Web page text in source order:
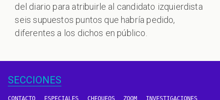
del diario para atribuirle al candidato izquierdista
seis supuestos puntos que habría pedido,
diferentes a los dichos en público.
SECCIONES